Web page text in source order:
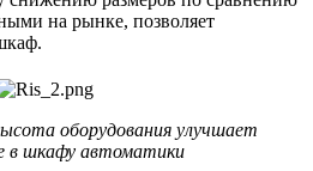
на рынке, позволяет
оборудования улучшает
в шкафу автоматики